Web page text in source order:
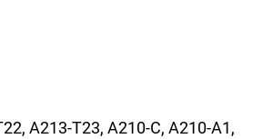
A213-T23, A210-C, A210-A1,